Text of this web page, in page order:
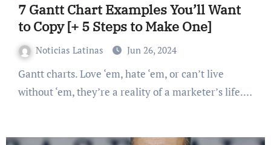
7 Gantt Chart Examples You’ll Want
to Copy [+ 5 Steps to Make One]
Noticias Latinas Jun 26, 2024
Gantt charts. Love ‘em, hate ‘em, or can’t live
without ‘em, they’re a reality of a marketer’s life.…